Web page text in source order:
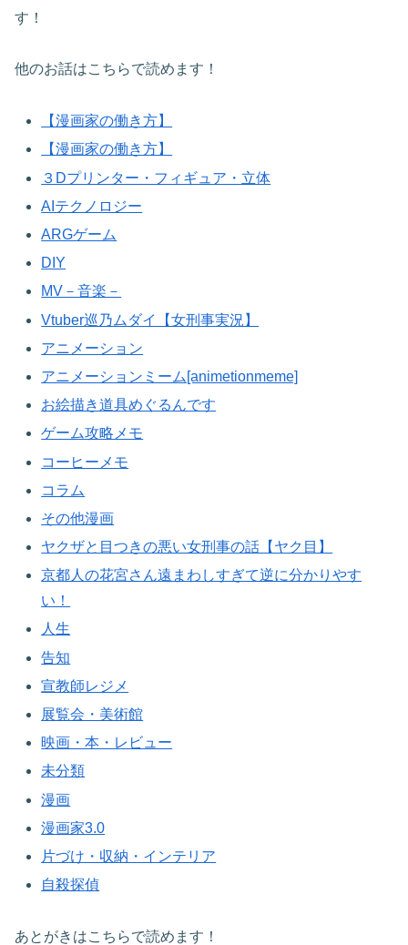
す！
他のお話はこちらで読めます！
【漫画家の働き方】
【漫画家の働き方】
３Dプリンター・フィギュア・立体
AIテクノロジー
ARGゲーム
DIY
MV－音楽－
Vtuber巡乃ムダイ【女刑事実況】
アニメーション
アニメーションミーム[animetionmeme]
お絵描き道具めぐるんです
ゲーム攻略メモ
コーヒーメモ
コラム
その他漫画
ヤクザと目つきの悪い女刑事の話【ヤク目】
京都人の花宮さん遠まわしすぎて逆に分かりやす
い！
人生
告知
宣教師レジメ
展覧会・美術館
映画・本・レビュー
未分類
漫画
漫画家3.0
片づけ・収納・インテリア
自殺探偵
あとがきはこちらで読めます！